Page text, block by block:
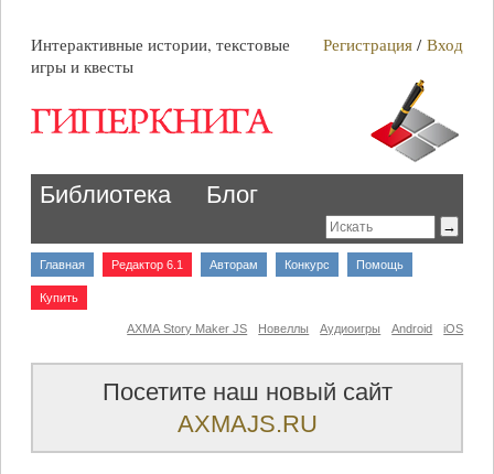
Интерактивные истории, текстовые
игры и квесты
Регистрация /Вход
Библиотека Блог
Главная Редактор 6.1 Авторам Конкурс Помощь
Купить
iOS
Android
Аудиоигры
Новеллы
AXMA Story Maker JS
Посетите наш новый сайт
AXMAJS.RU